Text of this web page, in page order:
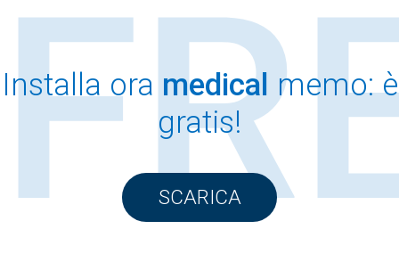
Installa ora medical memo: è
gratis!
SCARICA